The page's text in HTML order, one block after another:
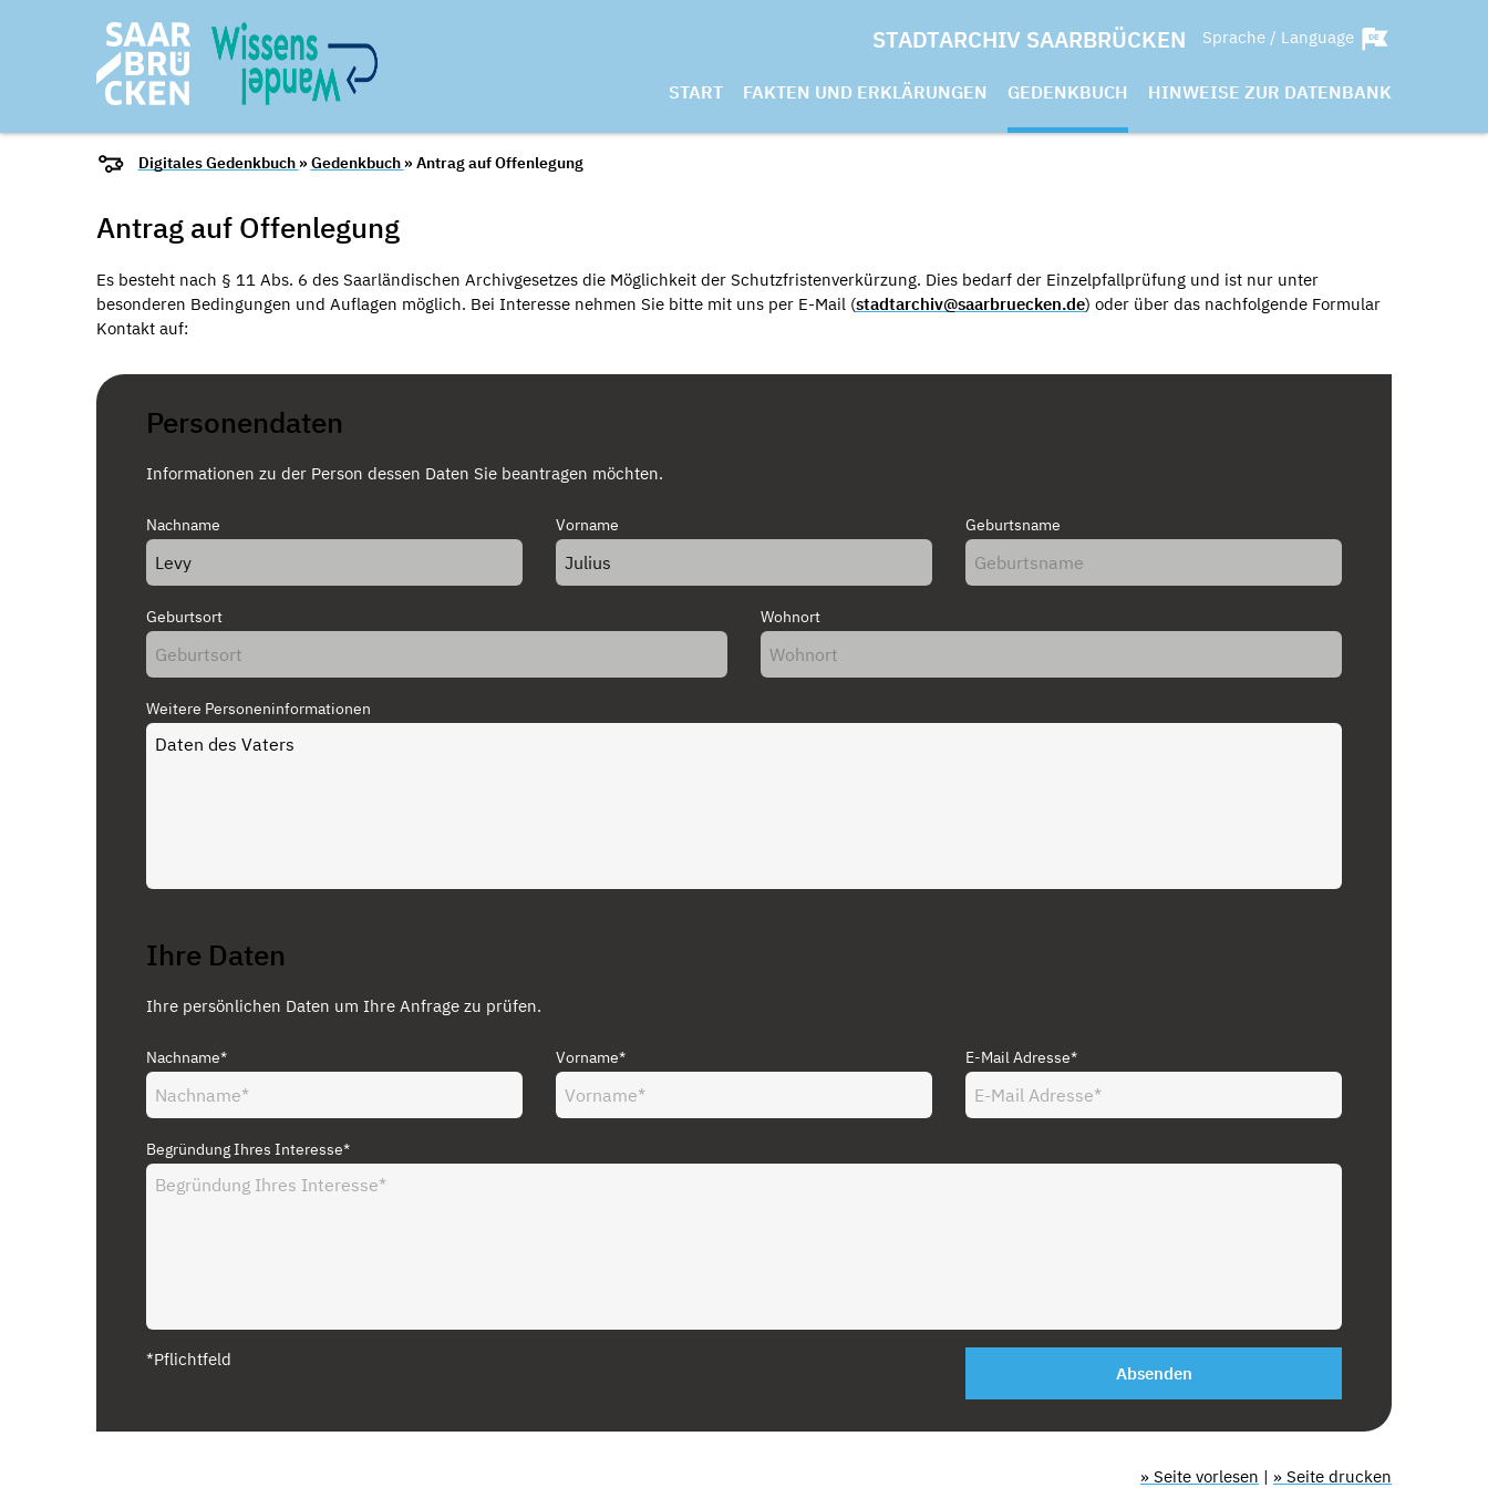
STADTARCHIV SAARBRÜCKEN Sprache / Language
START FAKTEN UND ERKLÄRUNGEN GEDENKBUCH HINWEISE ZUR DATENBANK
Digitales Gedenkbuch »Gedenkbuch » Antrag auf Offenlegung
Antrag auf Offenlegung
Es besteht nach § 11 Abs. 6 des Saarländischen Archivgesetzes die Möglichkeit der Schutzfristenverkürzung. Dies bedarf der Einzelpfallprüfung und ist nur unter
besonderen Bedingungen und Auflagen möglich. Bei Interesse nehmen Sie bitte mit uns per E-Mail (stadtarchiv@saarbruecken.de) oder über das nachfolgende Formular
Kontakt auf:
Personendaten
Informationen zu der Person dessen Daten Sie beantragen möchten.
Nachname Vorname Geburtsname
Geburtsort Wohnort
Weitere Personeninformationen
Ihre Daten
Ihre persönlichen Daten um Ihre Anfrage zu prüfen.
Nachname* Vorname* E-Mail Adresse*
Begründung Ihres Interesse*
*Pflichtfeld
Absenden
» Seite vorlesen | » Seite drucken